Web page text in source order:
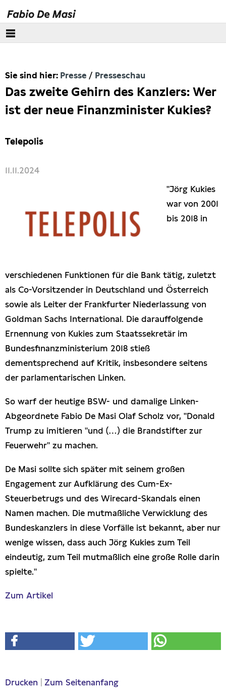
Europäisches Parlament
Themen
Artikel
Presseschau
Sie sind hier: Presse Presseschau
Das zweite Gehirn des Kanzlers: Wer
ist der neue Finanzminister Kukies?
Telepolis
11.11.2024
"Jörg Kukies
war von 2001
bis 2018 in
verschiedenen Funktionen für die Bank tätig, zuletzt
als Co-Vorsitzender in Deutschland und Österreich
sowie als Leiter der Frankfurter Niederlassung von
Goldman Sachs International. Die darauffolgende
Ernennung von Kukies zum Staatssekretär im
Bundesfinanzministerium 2018 stieß
dementsprechend auf Kritik, insbesondere seitens
der parlamentarischen Linken.
So warf der heutige BSW- und damalige Linken-
Abgeordnete Fabio De Masi Olaf Scholz vor, "Donald
Trump zu imitieren "und (…) die Brandstifter zur
Feuerwehr" zu machen.
De Masi sollte sich später mit seinem großen
Engagement zur Aufklärung des Cum-Ex-
Steuerbetrugs und des Wirecard-Skandals einen
Namen machen. Die mutmaßliche Verwicklung des
Bundeskanzlers in diese Vorfälle ist bekannt, aber nur
wenige wissen, dass auch Jörg Kukies zum Teil
eindeutig, zum Teil mutmaßlich eine große Rolle darin
spielte."
Zum Artikel
Drucken Zum Seitenanfang